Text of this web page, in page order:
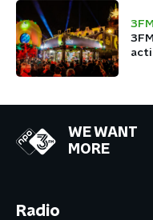
WE WANT
MORE
Radio